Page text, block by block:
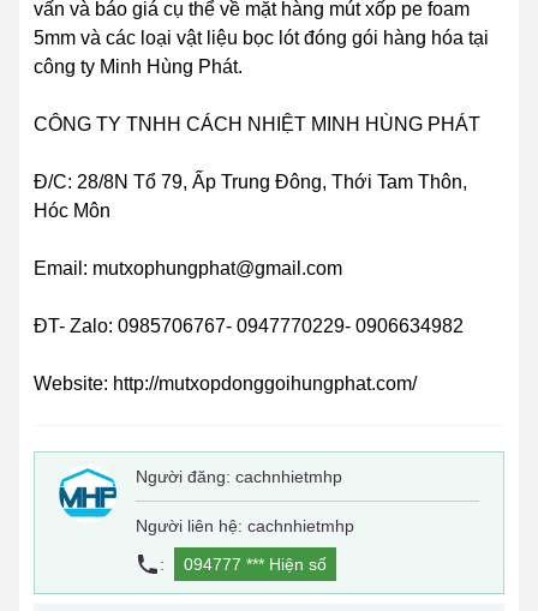
vấn và báo giá cụ thể về mặt hàng mút xốp pe foam
5mm và các loại vật liệu bọc lót đóng gói hàng hóa tại
công ty Minh Hùng Phát.
CÔNG TY TNHH CÁCH NHIỆT MINH HÙNG PHÁT
Đ/C: 28/8N Tổ 79, Ấp Trung Đông, Thới Tam Thôn,
Hóc Môn
Email: mutxophungphat@gmail.com
ĐT- Zalo: 0985706767- 0947770229- 0906634982
Website: http://mutxopdonggoihungphat.com/
Người đăng: cachnhietmhp
Người liên hệ: cachnhietmhp
:
094777 *** Hiện số